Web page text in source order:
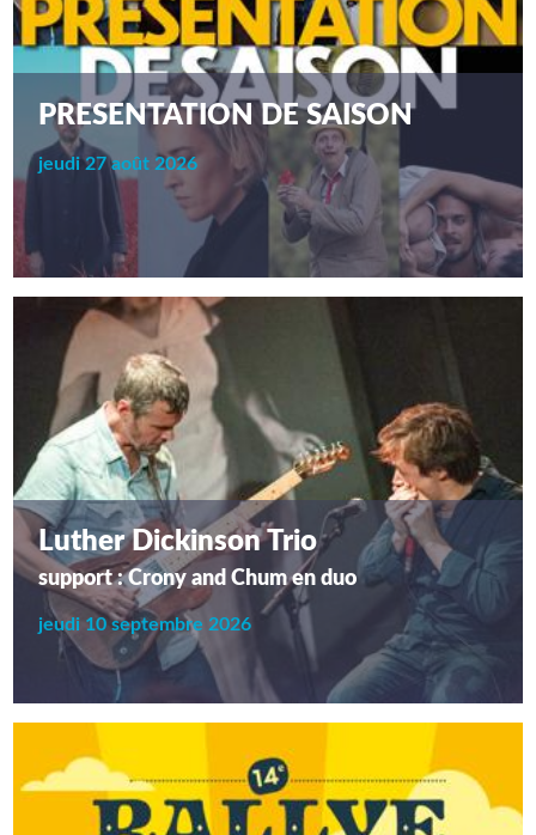
PRESENTATION DE SAISON
jeudi 27 août 2026
Luther Dickinson Trio
support : Crony and Chum en duo
jeudi 10 septembre 2026